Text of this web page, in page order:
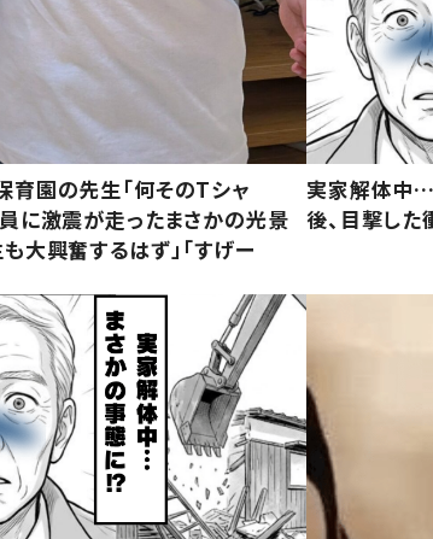
育園の先生「何そのTシャ
に激震が走ったまさかの光景
大興奮するはず」「すげー
実家解体中…
後、目撃した